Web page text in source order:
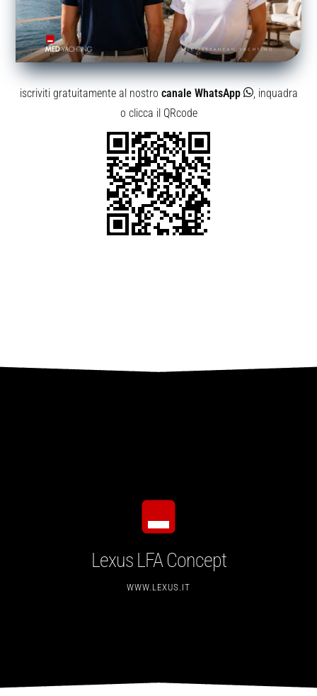
iscriviti gratuitamente al nostro canale WhatsApp
, inquadra
o clicca il QRcode
Lexus LFA Concept
WWW.LEXUS.IT